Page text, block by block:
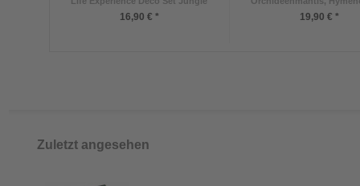
16,90 € * 19,90 € *
Zuletzt angesehen